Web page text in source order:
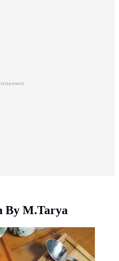
By M.Tarya
Google Maps Soto